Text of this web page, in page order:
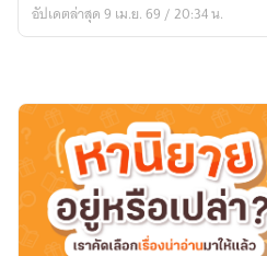
อัปเดตล่าสุด 9 เม.ย. 69 / 20:34 น.